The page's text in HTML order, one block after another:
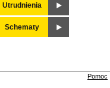
Utrudnienia
Schematy
Pomoc